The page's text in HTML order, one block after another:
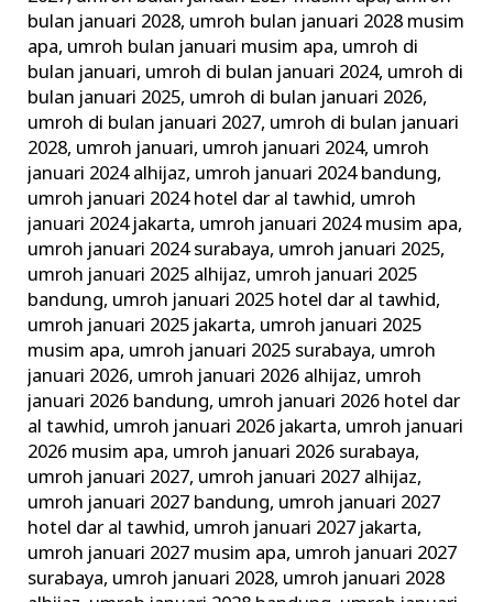
bulan januari 2028, umroh bulan januari 2028 musim
apa, umroh bulan januari musim apa, umroh di
bulan januari, umroh di bulan januari 2024, umroh di
bulan januari 2025, umroh di bulan januari 2026,
umroh di bulan januari 2027, umroh di bulan januari
2028, umroh januari, umroh januari 2024, umroh
januari 2024 alhijaz, umroh januari 2024 bandung,
umroh januari 2024 hotel dar al tawhid, umroh
januari 2024 jakarta, umroh januari 2024 musim apa,
umroh januari 2024 surabaya, umroh januari 2025,
umroh januari 2025 alhijaz, umroh januari 2025
bandung, umroh januari 2025 hotel dar al tawhid,
umroh januari 2025 jakarta, umroh januari 2025
musim apa, umroh januari 2025 surabaya, umroh
januari 2026, umroh januari 2026 alhijaz, umroh
januari 2026 bandung, umroh januari 2026 hotel dar
al tawhid, umroh januari 2026 jakarta, umroh januari
2026 musim apa, umroh januari 2026 surabaya,
umroh januari 2027, umroh januari 2027 alhijaz,
umroh januari 2027 bandung, umroh januari 2027
hotel dar al tawhid, umroh januari 2027 jakarta,
umroh januari 2027 musim apa, umroh januari 2027
surabaya, umroh januari 2028, umroh januari 2028